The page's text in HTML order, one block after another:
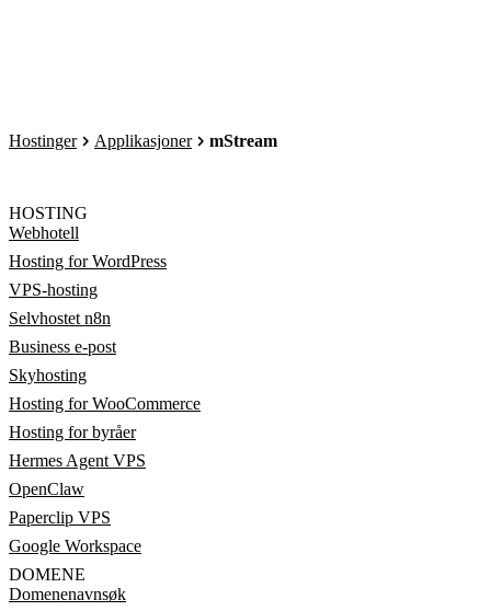
Hostinger Applikasjoner mStream
HOSTING
Webhotell
Hosting for WordPress
VPS-hosting
Selvhostet n8n
Business e-post
Skyhosting
Hosting for WooCommerce
Hosting for byråer
Hermes Agent VPS
OpenClaw
Paperclip VPS
Google Workspace
DOMENE
Domenenavnsøk